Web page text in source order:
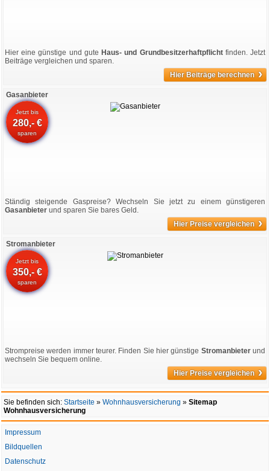
Hier eine günstige und gute Haus- und Grundbesitzerhaftpflichtfinden. Jetzt
Beiträge vergleichen und sparen.
Hier Beiträge berechnen ›
Gasanbieter
Jetzt bis
280,- €
sparen
Ständig steigende Gaspreise? Wechseln Sie jetzt zu einem günstigeren
Gasanbieter und sparen Sie bares Geld.
Hier Preise vergleichen ›
Stromanbieter
Jetzt bis
350,- €
sparen
Strompreise werden immer teurer. Finden Sie hier günstige Stromanbieterund
wechseln Sie bequem online.
Hier Preise vergleichen ›
Sie befinden sich: Startseite » Wohnhausversicherung » Sitemap
Wohnhausversicherung
Impressum
Bildquellen
Datenschutz